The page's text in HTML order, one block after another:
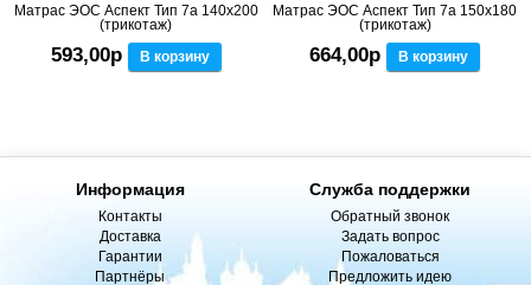
Матрас ЭОС Аспект Тип 7а 140x200
(трикотаж)
593,00р В корзину
Матрас ЭОС Аспект Тип 7а 150x180
(трикотаж)
664,00р В корзину
Информация
Контакты
Доставка
Гарантии
Партнёры
Служба поддержки
Обратный звонок
Задать вопрос
Пожаловаться
Предложить идею